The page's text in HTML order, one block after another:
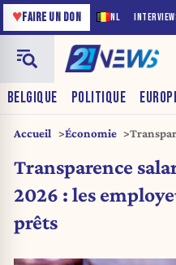
NL
♥FAIRE UN DON
BELGIQUE POLITIQUE
Accueil Économie
Transparence
2026 : les
prêts